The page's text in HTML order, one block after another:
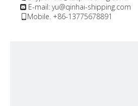
 E-mail: yu@qinhai-shipping.com
Mobile. +86-13775678891